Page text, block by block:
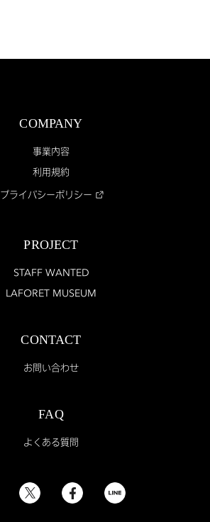
COMPANY
事業内容
利用規約
プライバシーポリシー
PROJECT
STAFF WANTED
LAFORET MUSEUM
CONTACT
お問い合わせ
FAQ
よくある質問